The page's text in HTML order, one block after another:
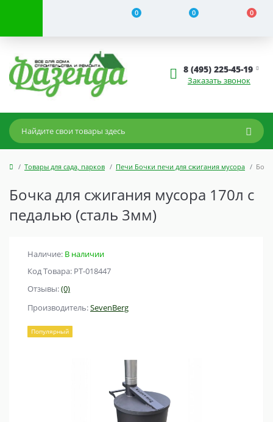
0 0 0
8 (495) 225-45-19
Заказать звонок
Товары для сада, парков Печи Бочки печи для сжигания мусора
Бочка для сжигания мусора 170л с
педалью (сталь 3мм)
Наличие: В наличии
Код Товара: РТ-018447
Отзывы:(0)
Производитель:SevenBerg
Популярный